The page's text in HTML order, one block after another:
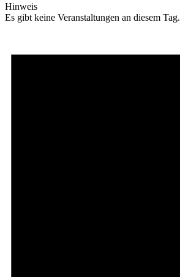
Hinweis
Es gibt keine Veranstaltungen an diesem Tag.